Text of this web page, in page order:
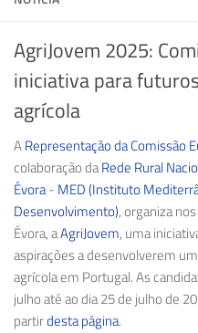
AgriJovem 2025:
iniciativa para
agrícola
ARepresentação da Comissão
colaboração daRede Rural
Évora- MED (Instituto
Desenvolvimento), organiza
Évora, aAgriJovem, uma
aspirações a desenvolverem
agrícola em Portugal. As
julhoaté aodia 25 de julho de
partirdesta página.